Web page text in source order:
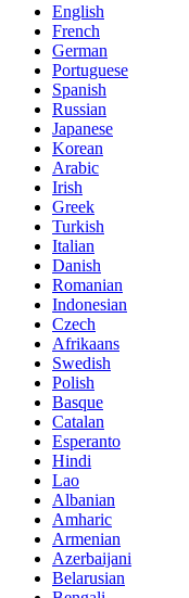
English
French
German
Portuguese
Spanish
Russian
Japanese
Korean
Arabic
Irish
Greek
Turkish
Italian
Danish
Romanian
Indonesian
Czech
Afrikaans
Swedish
Polish
Basque
Catalan
Esperanto
Hindi
Lao
Albanian
Amharic
Armenian
Azerbaijani
Belarusian